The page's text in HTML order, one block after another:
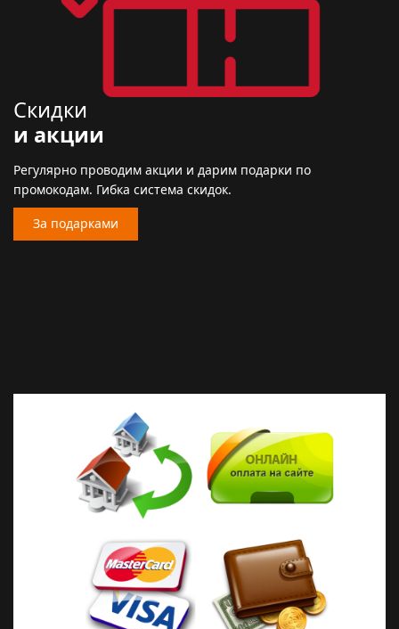
Скидки
и акции
Регулярно проводим акции и дарим подарки по
промокодам. Гибка система скидок.
За подарками